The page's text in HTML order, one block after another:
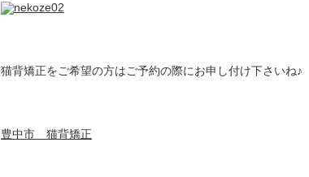
猫背矯正をご希望の方はご予約の際にお申し付け下さいね♪
豊中市 猫背矯正